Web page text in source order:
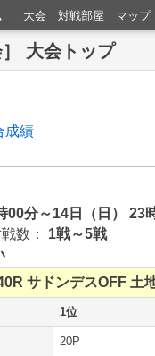
大会 対戦部屋 マップ
大会トップ
成績
00分～14日（日） 23
数： 1戦～5戦
サドンデスOFF 土
1位
20P